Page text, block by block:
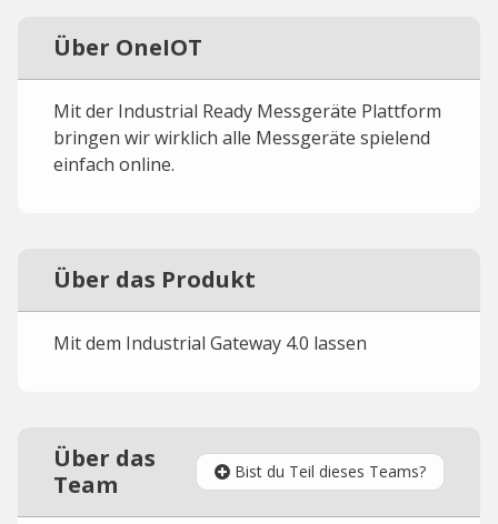
Über OneIOT
Mit der Industrial Ready Messgeräte Plattform
bringen wir wirklich alle Messgeräte spielend
einfach online.
Über das Produkt
Mit dem Industrial Gateway 4.0 lassen
Über das
Team
Bist du Teil dieses Teams?